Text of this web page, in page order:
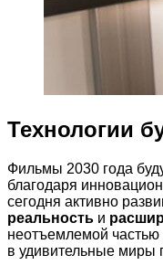
Технологии
Фильмы 2030 года
благодаря
сегодня активно
реальность и
неотъемлемой частью
в удивительные миры